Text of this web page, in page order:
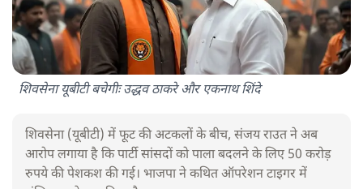
शिवसेना यूबीटी बचेगीः उद्धव ठाकरे और एकनाथ शिंदे
शिवसेना (यूबीटी) में फूट की अटकलों के बीच, संजय राउत ने अब
आरोप लगाया है कि पार्टी सांसदों को पाला बदलने के लिए 50 करोड़
रुपये की पेशकश की गई। भाजपा ने कथित ऑपरेशन टाइगर में